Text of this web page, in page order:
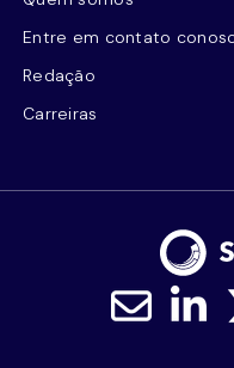
Entre em contato
Redação
Carreiras